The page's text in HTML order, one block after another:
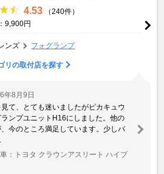
4.53
（240件）
9,900円
ンズ フォグランプ
リの取付店を探す
年8月9日
て、とても迷いましたがピカキュウ
ンプユニットH16にしました。他の
今のところ満足しています。少しバ
車：トヨタ クラウンアスリート ハイブ